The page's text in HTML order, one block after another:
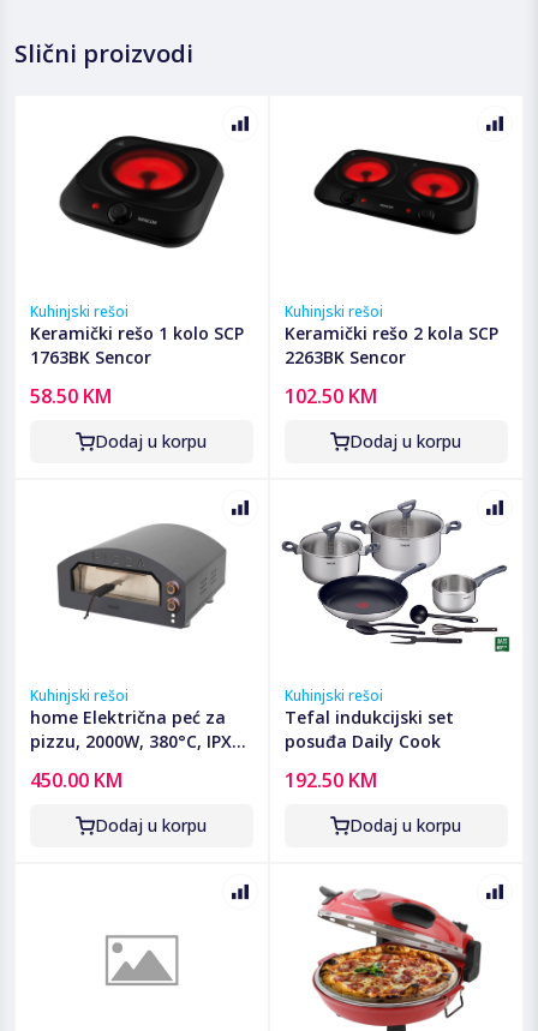
Slični proizvodi
Kuhinjski rešoi
Keramički rešo 1 kolo SCP
1763BK Sencor
58.50 KM
Dodaj u korpu
Kuhinjski rešoi
Keramički rešo 2 kola SCP
2263BK Sencor
102.50 KM
Dodaj u korpu
Kuhinjski rešoi
home Električna peć za
pizzu, 2000W, 380°C, IPX4
450.00 KM
Dodaj u korpu
Kuhinjski rešoi
Tefal indukcijski set
posuđa Daily Cook
192.50 KM
Dodaj u korpu